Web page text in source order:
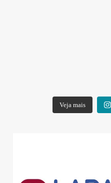
Veja mais